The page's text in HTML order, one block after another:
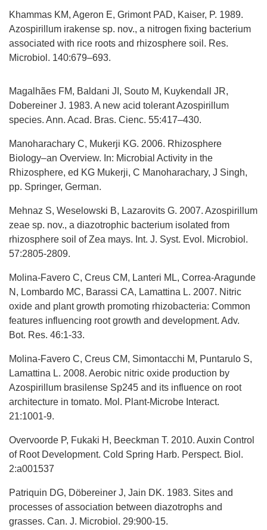
Khammas KM, Ageron E, Grimont PAD, Kaiser, P. 1989.
Azospirillum irakense sp. nov., a nitrogen fixing bacterium
associated with rice roots and rhizosphere soil. Res.
Microbiol. 140:679–693.
Magalhães FM, Baldani JI, Souto M, Kuykendall JR,
Dobereiner J. 1983. A new acid tolerant Azospirillum
species. Ann. Acad. Bras. Cienc. 55:417–430.
Manoharachary C, Mukerji KG. 2006. Rhizosphere
Biology–an Overview. In: Microbial Activity in the
Rhizosphere, ed KG Mukerji, C Manoharachary, J Singh,
pp. Springer, German.
Mehnaz S, Weselowski B, Lazarovits G. 2007. Azospirillum
zeae sp. nov., a diazotrophic bacterium isolated from
rhizosphere soil of Zea mays. Int. J. Syst. Evol. Microbiol.
57:2805-2809.
Molina-Favero C, Creus CM, Lanteri ML, Correa-Aragunde
N, Lombardo MC, Barassi CA, Lamattina L. 2007. Nitric
oxide and plant growth promoting rhizobacteria: Common
features influencing root growth and development. Adv.
Bot. Res. 46:1-33.
Molina-Favero C, Creus CM, Simontacchi M, Puntarulo S,
Lamattina L. 2008. Aerobic nitric oxide production by
Azospirillum brasilense Sp245 and its influence on root
architecture in tomato. Mol. Plant-Microbe Interact.
21:1001-9.
Overvoorde P, Fukaki H, Beeckman T. 2010. Auxin Control
of Root Development. Cold Spring Harb. Perspect. Biol.
2:a001537
Patriquin DG, Döbereiner J, Jain DK. 1983. Sites and
processes of association between diazotrophs and
grasses. Can. J. Microbiol. 29:900-15.